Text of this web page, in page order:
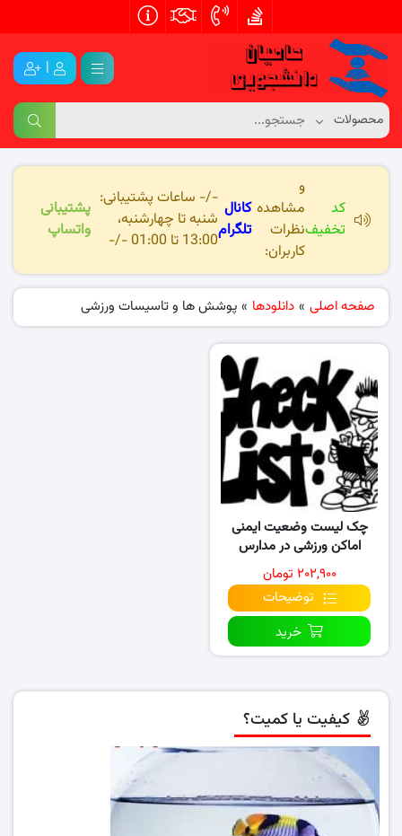
|
کد
تخفیف
و
مشاهده
نظرات
کاربران:
کانال
تلگرام
-/- ساعات پشتیبانی:
شنبه تا چهارشنبه،
13:00 تا 01:00 -/-
پشتیبانی
واتساپ
صفحه اصلی » دانلودها » پوشش ها و تاسیسات ورزشی
چک لیست وضعیت ایمنی
اماکن ورزشی در مدارس
۲۰۲,۹۰۰ تومان
توضیحات
خرید
کیفیت یا کمیت؟